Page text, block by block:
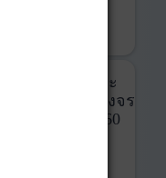
และ
ที่ครบวงจร
360